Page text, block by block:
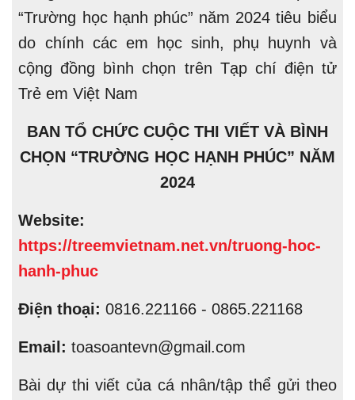
“Trường học hạnh phúc” năm 2024 tiêu biểu
do chính các em học sinh, phụ huynh và
cộng đồng bình chọn trên Tạp chí điện tử
Trẻ em Việt Nam
BAN TỔ CHỨC CUỘC THI VIẾT VÀ BÌNH
CHỌN “TRƯỜNG HỌC HẠNH PHÚC” NĂM
2024
Website:
https://treemvietnam.net.vn/truong-hoc-
hanh-phuc
Điện thoại: 0816.221166 - 0865.221168
Email:toasoantevn@gmail.com
Bài dự thi viết của cá nhân/tập thể gửi theo